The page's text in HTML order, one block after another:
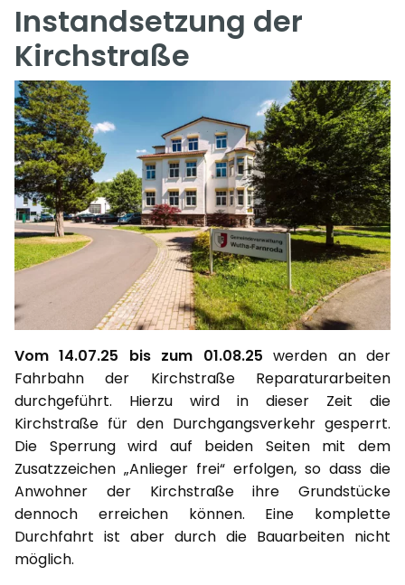
Instandsetzung der
Kirchstraße
Vom 14.07.25 bis zum 01.08.25 werden an der
Fahrbahn der Kirchstraße Reparaturarbeiten
durchgeführt. Hierzu wird in dieser Zeit die
Kirchstraße für den Durchgangsverkehr gesperrt.
Die Sperrung wird auf beiden Seiten mit dem
Zusatzzeichen „Anlieger frei“ erfolgen, so dass die
Anwohner der Kirchstraße ihre Grundstücke
dennoch erreichen können. Eine komplette
Durchfahrt ist aber durch die Bauarbeiten nicht
möglich.